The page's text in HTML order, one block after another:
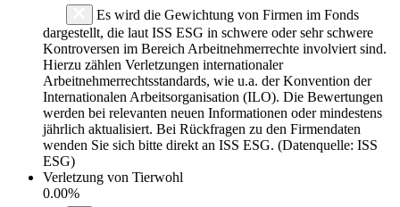
Es wird die Gewichtung von Firmen im Fonds
dargestellt, die laut ISS ESG in schwere oder sehr schwere
Kontroversen im Bereich Arbeitnehmerrechte involviert sind.
Hierzu zählen Verletzungen internationaler
Arbeitnehmerrechtsstandards, wie u.a. der Konvention der
Internationalen Arbeitsorganisation (ILO). Die Bewertungen
werden bei relevanten neuen Informationen oder mindestens
jährlich aktualisiert. Bei Rückfragen zu den Firmendaten
wenden Sie sich bitte direkt an ISS ESG. (Datenquelle: ISS
ESG)
Verletzung von Tierwohl
0.00%